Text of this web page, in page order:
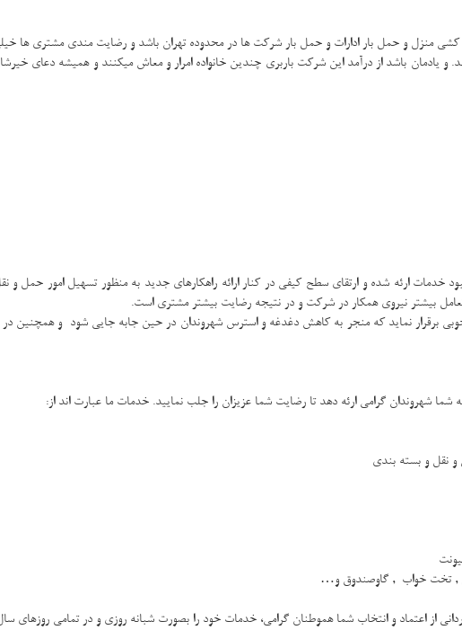
کشی منزل و حمل بار ادارات و حمل بار شرکت ها در محدوده تهران باشد و رضایت مندی مشتری ها
و یادمان باشد از درآمد این شرکت باربری چندین خانواده امرار و معاش میکنند و همیشه دعای
ارئه شده و ارتقای سطح کیفی در کنار ارائه راهکارهای جدید به منظور تسهیل امور
بیشتر نیروی همکار در شرکت و در نتیجه رضایت بیشتر مشتری است.
خوبی برقرار نماید که منجر به کاهش دغدغه و استرس شهروندان در حین جابه جایی شود و همچنین
شهروندان گرامی ارئه دهد تا رضایت شما عزیزان را جلب نمایید. خدمات ما عبارت اند از:
نقل و بسته بندی
, تخت خواب , گاوصندوق و…
از اعتماد و انتخاب شما هموطنان گرامی، خدمات خود را بصورت شبانه روزی و در تمامی روزهای